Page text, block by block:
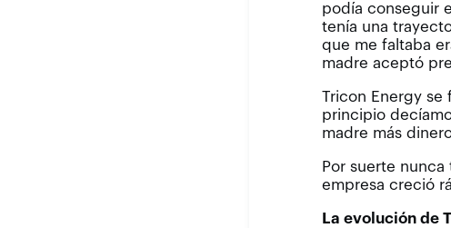
podía conseguir
tenía una
que me faltaba
madre aceptó
Tricon Energy se
principio
madre más
Por suerte
empresa creció
La evolución de